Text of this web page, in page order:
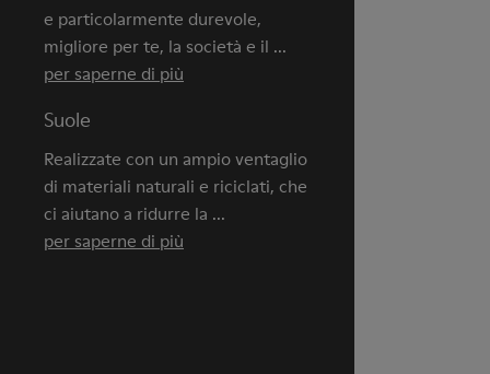
e particolarmente durevole,
migliore per te, la società e il ...
per saperne di più
Suole
Realizzate con un ampio ventaglio
di materiali naturali e riciclati, che
ci aiutano a ridurre la ...
per saperne di più